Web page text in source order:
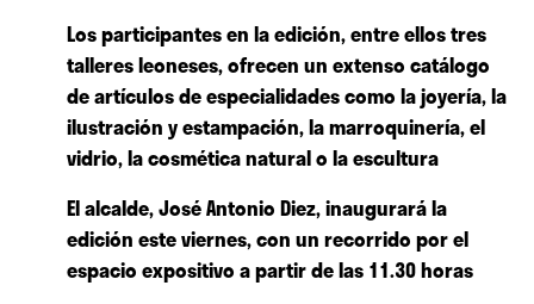
Los participantes en la edición, entre ellos tres
talleres leoneses, ofrecen un extenso catálogo
de artículos de especialidades como la joyería, la
ilustración y estampación, la marroquinería, el
vidrio, la cosmética natural o la escultura
El alcalde, José Antonio Diez, inaugurará la
edición este viernes, con un recorrido por el
espacio expositivo a partir de las 11.30 horas